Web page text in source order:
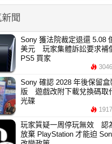
聞
Sony 獲法院裁定退還 5.08
美元 玩家集體訴訟要求補
PS5 買家
Sony 確認 2028 年後保留盒
版 遊戲改附下載兌換碼取
光碟
玩家質疑一周停玩無效 認
放棄 PlayStation 才能迫